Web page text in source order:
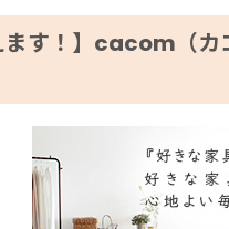
ます！】cacom（